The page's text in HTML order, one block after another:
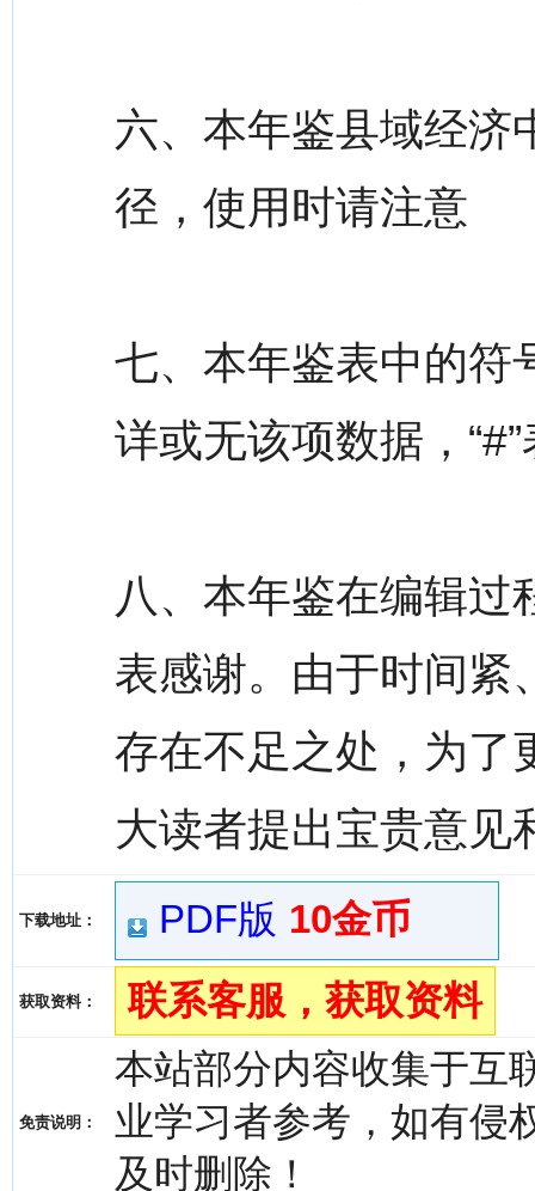
六、本年鉴县域经济
径，使用时请注意
七、本年鉴表中的符
详或无该项数据，
八、本年鉴在编辑过
表感谢。由于时间紧
存在不足之处，为了
大读者提出宝贵意见
下载地址： PDF版 10金币
获取资料： 联系客服，获取资料
免责说明：
本站部分内容收集于互
业学习者参考，如有侵
及时删除！